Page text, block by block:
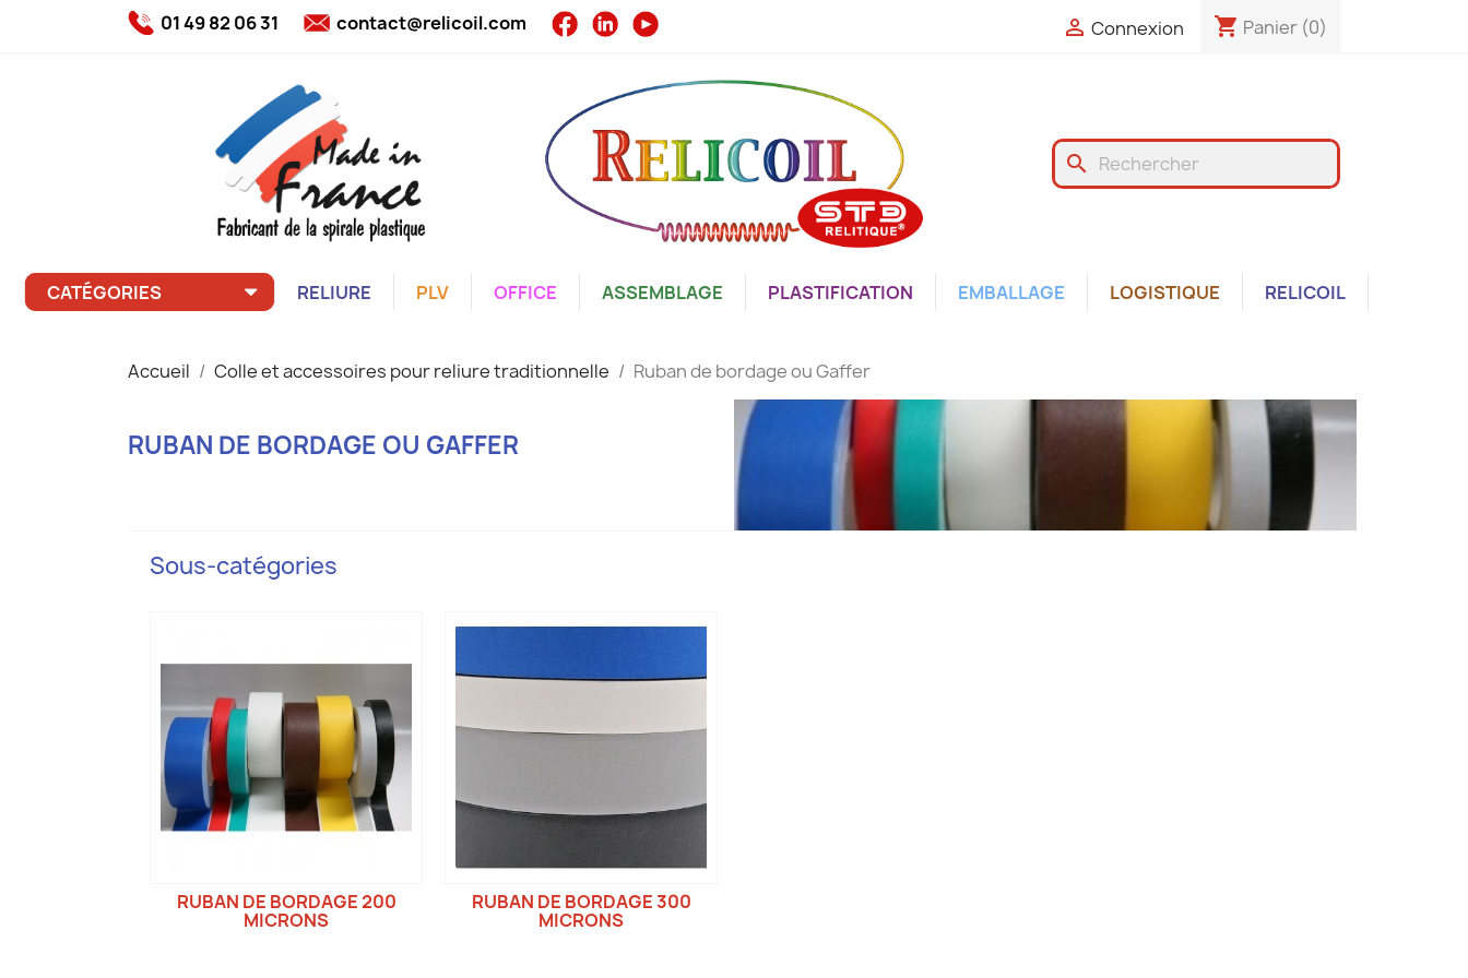
01 49 82 06 31 contact@relicoil.com  Connexion shopping_cart Panier (0)
search
CATÉGORIES RELIURE PLV OFFICE ASSEMBLAGE PLASTIFICATION EMBALLAGE LOGISTIQUE RELICOIL
Accueil Colle et accessoires pour reliure traditionnelle Ruban de bordage ou Gaffer
RUBAN DE BORDAGE OU GAFFER
Sous-catégories
RUBAN DE BORDAGE 200
MICRONS
RUBAN DE BORDAGE 300
MICRONS